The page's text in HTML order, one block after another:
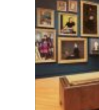
behö...